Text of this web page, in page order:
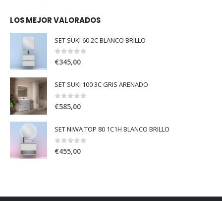
LOS MEJOR VALORADOS
SET SUKI 60 2C BLANCO BRILLO
0out of 5
€345,00
SET SUKI 100 3C GRIS ARENADO
0out of 5
€585,00
SET NIWA TOP 80 1C1H BLANCO BRILLO
0 out of 5
€455,00